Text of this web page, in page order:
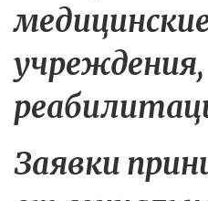
учреждения,
Заявки